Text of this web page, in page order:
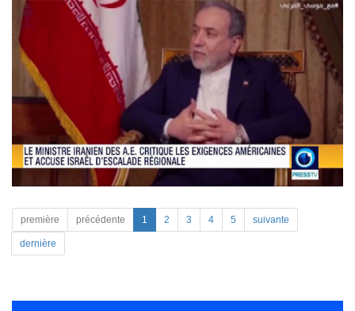
première précédente 1 2 3 4 5 suivante
dernière